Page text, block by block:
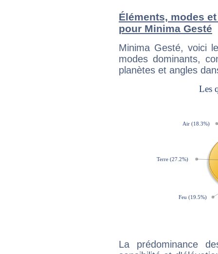
Éléments, modes
pour Minima Gesté
Minima Gesté, voici
modes dominants,
planètes et angles
La prédominance